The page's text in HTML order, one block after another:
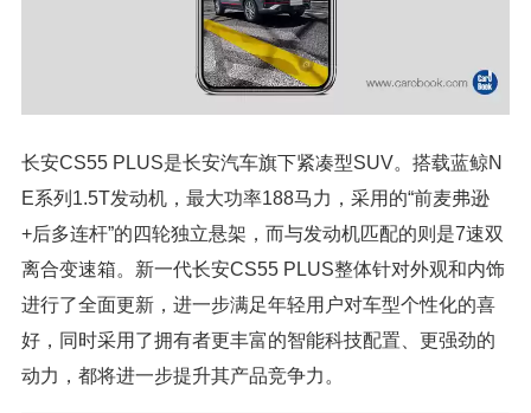
长安CS55 PLUS是长安汽车旗下紧凑型SUV。搭载蓝鲸N
E系列1.5T发动机，最大功率188马力，采用的“前麦弗逊
+后多连杆”的四轮独立悬架，而与发动机匹配的则是7速双
离合变速箱。新一代长安CS55 PLUS整体针对外观和内饰
进行了全面更新，进一步满足年轻用户对车型个性化的喜
好，同时采用了拥有者更丰富的智能科技配置、更强劲的
动力，都将进一步提升其产品竞争力。